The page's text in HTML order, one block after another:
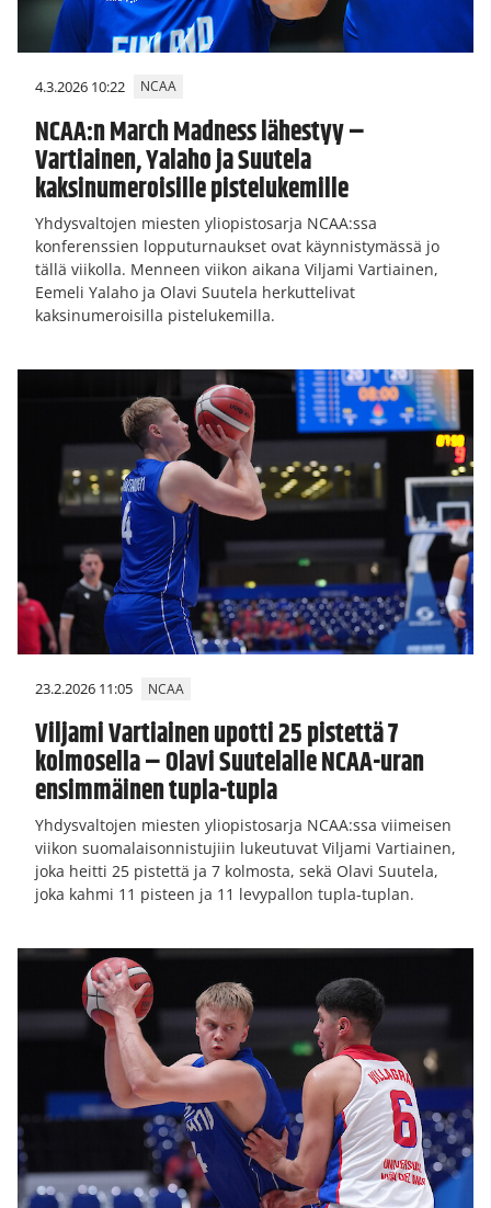
4.3.2026 10:22 NCAA
NCAA:n March Madness lähestyy –
Vartiainen, Yalaho ja Suutela
kaksinumeroisille pistelukemille
Yhdysvaltojen miesten yliopistosarja NCAA:ssa
konferenssien lopputurnaukset ovat käynnistymässä jo
tällä viikolla. Menneen viikon aikana Viljami Vartiainen,
Eemeli Yalaho ja Olavi Suutela herkuttelivat
kaksinumeroisilla pistelukemilla.
23.2.2026 11:05 NCAA
Viljami Vartiainen upotti 25 pistettä 7
kolmosella – Olavi Suutelalle NCAA-uran
ensimmäinen tupla-tupla
Yhdysvaltojen miesten yliopistosarja NCAA:ssa viimeisen
viikon suomalaisonnistujiin lukeutuvat Viljami Vartiainen,
joka heitti 25 pistettä ja 7 kolmosta, sekä Olavi Suutela,
joka kahmi 11 pisteen ja 11 levypallon tupla-tuplan.